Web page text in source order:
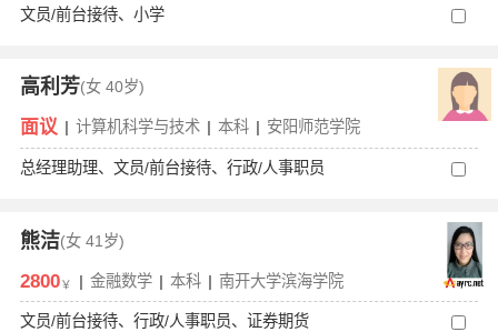
文员/前台接待、小学
高利芳(女 40岁)
面议 | 计算机科学与技术 | 本科 | 安阳师范学院
总经理助理、文员/前台接待、行政/人事职员
熊洁(女 41岁)
2800￥ | 金融数学 | 本科 | 南开大学滨海学院
文员/前台接待、行政/人事职员、证券期货